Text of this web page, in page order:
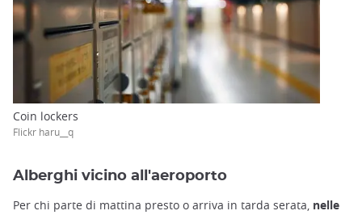
Coin lockers
Flickr haru__q
Alberghi vicino all'aeroporto
Per chi parte di mattina presto o arriva in tarda serata, nelle